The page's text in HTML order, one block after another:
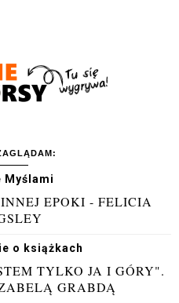
Myślami
EPOKI - FELICIA
o książkach
TYLKO JA I GÓRY".
GRABDĄ